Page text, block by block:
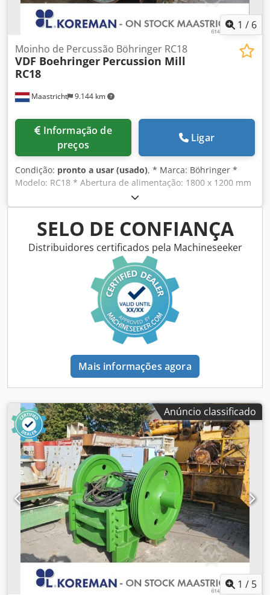
1 / 6
Maastricht 9.144 km
Moinho de Percussão Böhringer RC18
VDF Boehringer Percussion Mill
RC18
preços
Ligar
Condição: pronto a usar (usado), * Marca: Böhringer *
Modelo: RC18 * Abertura de alimentação: 1800 x 1200 mm
* Acionamento: motor elétrico de 160 kW * Inclui: peças de
desgaste novas Djdpeywmy Ejfx Ackjkr * Peso: aprox. 41
toneladasSELO DE CONFIANÇA
Distribuidores certificados pela Machineseeker
Mais informações agora
Anúncio classificado
1 / 5